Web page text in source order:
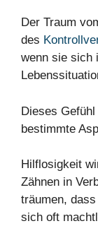
Der Traum
des
wenn sie sich
Dieses
bestimmte
Hilflosigkeit
Zähnen in
träumen,
sich oft